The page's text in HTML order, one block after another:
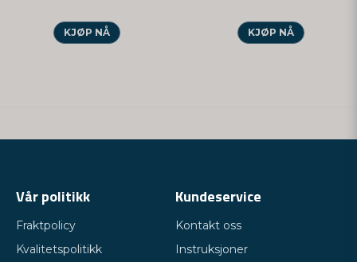
KJØP NÅ KJØP NÅ
Vår politikk
Fraktpolicy
Kvalitetspolitikk
Kundeservice
Kontakt oss
Instruksjoner